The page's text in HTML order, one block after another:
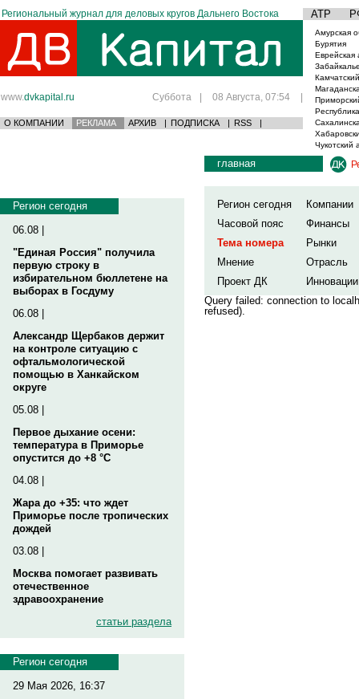
Региональный журнал для деловых кругов Дальнего Востока АТР
www.dvkapital.ru Суббота | 08 Августа, 07:54 |
О КОМПАНИИ РЕКЛАМА АРХИВ | ПОДПИСКА | RSS |
Амурская
Бурятия
Еврейская
Чукотский
Регион сегодня
06.08 |
"Единая Россия" получила
первую строку в
избирательном бюллетене на
выборах в Госдуму
06.08 |
Александр Щербаков держит
на контроле ситуацию с
офтальмологической
помощью в Ханкайском
округе
05.08 |
Первое дыхание осени:
температура в Приморье
опустится до +8 °C
04.08 |
Жара до +35: что ждет
Приморье после тропических
дождей
03.08 |
Москва помогает развивать
отечественное
здравоохранение
статьи раздела
Регион сегодня
29 Мая 2026, 16:37
главная
Регион сегодня
Компании
Часовой пояс
Финансы
Тема номера
Рынки
Мнение
Отрасль
Проект ДК
Инновации
Query failed: connection to
refused).